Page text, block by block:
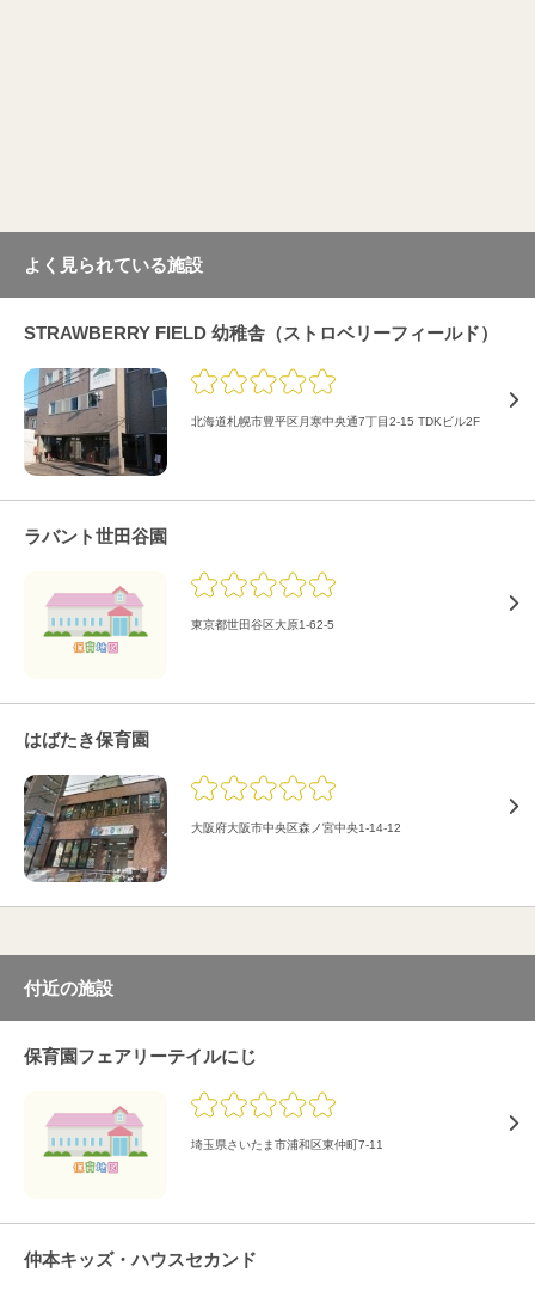
よく見られている施設
STRAWBERRY FIELD 幼稚舎（ストロベリーフィールド）
北海道札幌市豊平区月寒中央通7丁目2-15 TDKビル2F
ラバント世田谷園
東京都世田谷区大原1-62-5
はばたき保育園
大阪府大阪市中央区森ノ宮中央1-14-12
付近の施設
保育園フェアリーテイルにじ
埼玉県さいたま市浦和区東仲町7-11
仲本キッズ・ハウスセカンド